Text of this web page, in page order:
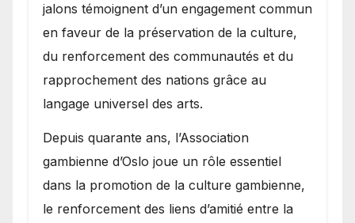
jalons témoignent d’un engagement commun
en faveur de la préservation de la culture,
du renforcement des communautés et du
rapprochement des nations grâce au
langage universel des arts.
​Depuis quarante ans, l’Association
gambienne d’Oslo joue un rôle essentiel
dans la promotion de la culture gambienne,
le renforcement des liens d’amitié entre la